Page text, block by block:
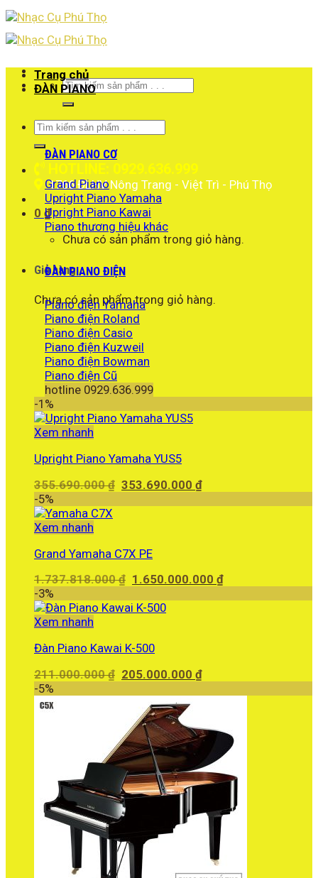
Skip
content
Tìm
kiếm:
Tìm
kiếm:
HOTLINE: 0929.636.999
1766 ĐLHV Nông Trang - Việt Trì - Phú Thọ
0 ₫
Chưa có sản phẩm trong giỏ hàng.
Giỏ hàng
Chưa có sản phẩm trong giỏ hàng.
Trang chủ
ĐÀN PIANO
ĐÀN PIANO CƠ
Grand Piano
Upright Piano Yamaha
Upright Piano Kawai
Piano thương hiệu khác
ĐÀN PIANO ĐIỆN
Piano điện Yamaha
Piano điện Roland
Piano điện Casio
Piano điện Kuzweil
Piano điện Bowman
Piano điện Cũ
hotline 0929.636.999
-1%
Xem nhanh
Upright Piano Yamaha YUS5
355.690.000₫ Giá
353.690.000₫Giá
-5%
Xem nhanh
Grand Yamaha C7X PE
1.737.818.000₫ Giá
là:
1.650.000.000₫Giá
-3%
Xem nhanh
Đàn Piano Kawai K-500
211.000.000₫ Giá
211.000.000 ₫.
205.000.000₫Giá
205.000.000 ₫.
-5%